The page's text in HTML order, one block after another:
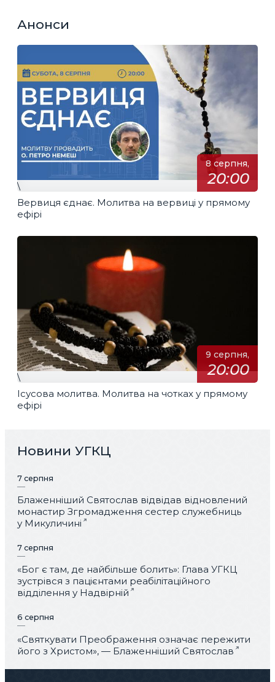
Анонси
8 серпня,
20:00
\
Вервиця єднає. Молитва на вервиці у прямому
ефірі
9 серпня,
20:00
\
Ісусова молитва. Молитва на чотках у прямому
ефірі
Новини УГКЦ
7 серпня
Блаженніший Святослав відвідав відновлений
монастир Згромадження сестер служебниць
у Микуличині
7 серпня
«Бог є там, де найбільше болить»: Глава УГКЦ
зустрівся з пацієнтами реабілітаційного
відділення у Надвірній
6 серпня
«Святкувати Преображення означає пережити
його з Христом», — Блаженніший Святослав